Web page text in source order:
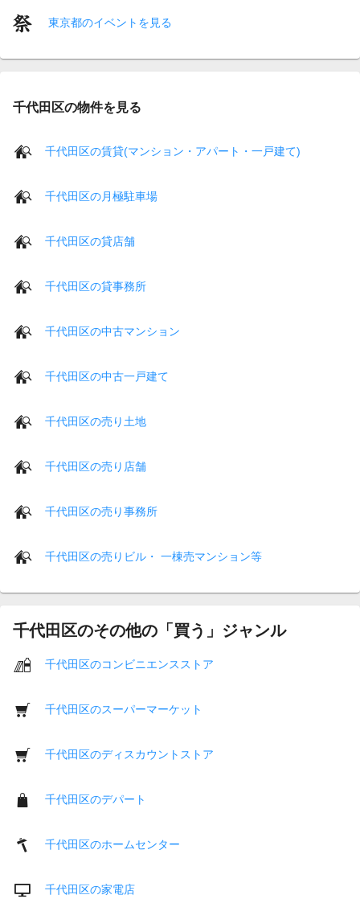
東京都のイベントを見る
千代田区の物件を見る
千代田区の賃貸(マンション・アパート・一戸建て)
千代田区の月極駐車場
千代田区の貸店舗
千代田区の貸事務所
千代田区の中古マンション
千代田区の中古一戸建て
千代田区の売り土地
千代田区の売り店舗
千代田区の売り事務所
千代田区の売りビル・ 一棟売マンション等
千代田区のその他の「買う」ジャンル
千代田区のコンビニエンスストア
千代田区のスーパーマーケット
千代田区のディスカウントストア
千代田区のデパート
千代田区のホームセンター
千代田区の家電店